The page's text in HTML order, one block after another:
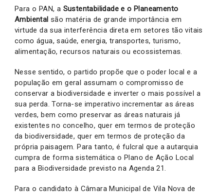
Para o PAN, a Sustentabilidade e o Planeamento
Ambientalsão matéria de grande importância em
virtude da sua interferência direta em setores tão vitais
como água, saúde, energia, transportes, turismo,
alimentação, recursos naturais ou ecossistemas.
Nesse sentido, o partido propõe que o poder local e a
população em geral assumam o compromisso de
conservar a biodiversidade e inverter o mais possível a
sua perda. Torna-se imperativo incrementar as áreas
verdes, bem como preservar as áreas naturais já
existentes no concelho, quer em termos de proteção
da biodiversidade, quer em termos de proteção da
própria paisagem. Para tanto, é fulcral que a autarquia
cumpra de forma sistemática o Plano de Ação Local
para a Biodiversidade previsto na Agenda 21.
Para o candidato à Câmara Municipal de Vila Nova de